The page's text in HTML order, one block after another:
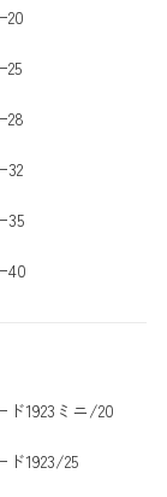
20
25
28
32
35
40
ド1923ミニ/20
ド1923/25